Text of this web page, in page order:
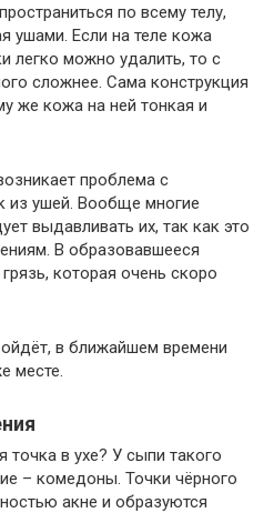
по всему телу,
ушами. Если на теле кожа
легко можно удалить, то с
сложнее. Сама конструкция
же кожа на ней тонкая и
проблема с
из ушей. Вообще многие
выдавливать их, так как это
В образовавшееся
которая очень скоро
в ближайшем времени
месте.
точка в ухе? У сыпи такого
– комедоны. Точки чёрного
акне и образуются